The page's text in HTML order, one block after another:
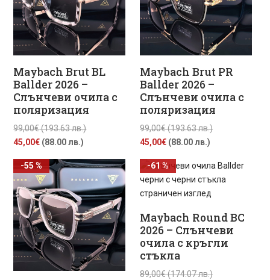
Maybach Brut BL
Ballder 2026 –
Слънчеви очила с
поляризация
99,00€(193.63 лв.)Original
99,00€
(193.63
лв.).
45,00€ (88.00 лв.)
е:
45,00€
(88.00
лв.).
Maybach Brut PR
Ballder 2026 –
Слънчеви очила с
поляризация
99,00€(193.63 лв.)Original
99,00€
(193.63
45,00€ (88.00 лв.)
е:
45,00€
(88.00
-55 %
Maybach Round BC
2026 – Слънчеви
очила с кръгли
стъкла
89,00€(174.07 лв.)Original
-61 %